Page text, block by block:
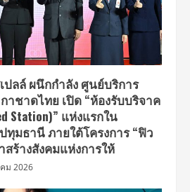
ปลล์ ผนึกกำลัง ศูนย์บริการ
ชาดไทย เปิด “ห้องรับบริจาค
Station)” แห่งแรกใน
มธานี ภายใต้โครงการ “ฟิว
สร้างสังคมแห่งการให้
ม 2026